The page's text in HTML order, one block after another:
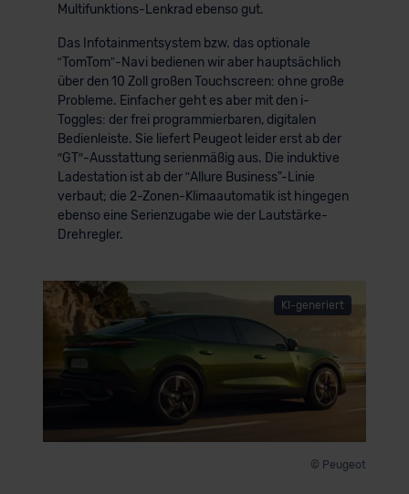
Multifunktions-Lenkrad ebenso gut.
Das Infotainmentsystem bzw. das optionale
“TomTom”-Navi bedienen wir aber hauptsächlich
über den 10 Zoll großen Touchscreen: ohne große
Probleme. Einfacher geht es aber mit den i-
Toggles: der frei programmierbaren, digitalen
Bedienleiste. Sie liefert Peugeot leider erst ab der
″GT″-Ausstattung serienmäßig aus. Die induktive
Ladestation ist ab der ʺAllure Business"-Linie
verbaut; die 2-Zonen-Klimaautomatik ist hingegen
ebenso eine Serienzugabe wie der Lautstärke-
Drehregler.
KI-generiert
© Peugeot